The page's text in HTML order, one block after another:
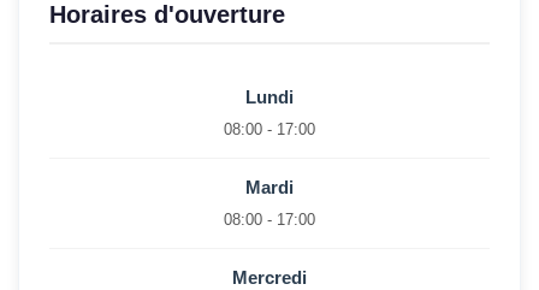
Horaires d'ouverture
Lundi
08:00 - 17:00
Mardi
08:00 - 17:00
Mercredi